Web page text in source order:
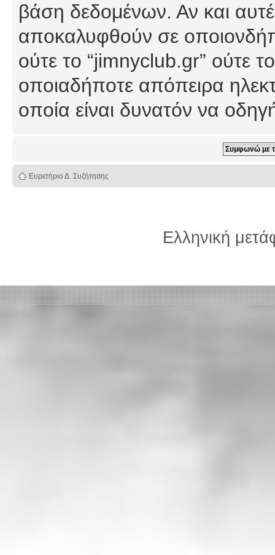
βάση δεδομένων. Αν και
αποκαλυφθούν σε
ούτε το “jimnyclub.gr” ούτε
οποιαδήποτε απόπειρα
οποία είναι δυνατόν να
Ευρετήριο Δ. Συζήτησης
Ελληνική